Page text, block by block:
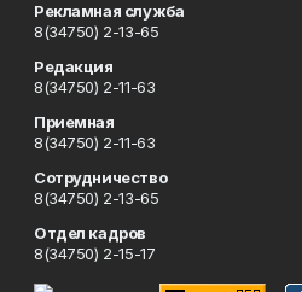
Рекламная служба
8(34750) 2-13-65
Редакция
8(34750) 2-11-63
Приемная
8(34750) 2-11-63
Сотрудничество
8(34750) 2-13-65
Отдел кадров
8(34750) 2-15-17